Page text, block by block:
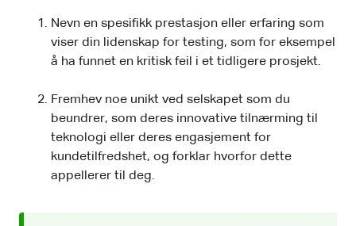
Nevn en spesifikk prestasjon eller erfaring som
viser din lidenskap for testing, som for eksempel
å ha funnet en kritisk feil i et tidligere prosjekt.
Fremhev noe unikt ved selskapet som du
beundrer, som deres innovative tilnærming til
teknologi eller deres engasjement for
kundetilfredshet, og forklar hvorfor dette
appellerer til deg.